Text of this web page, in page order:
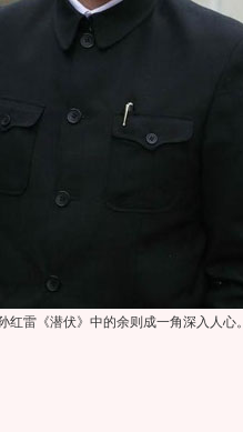
红雷《潜伏》中的余则成一角深入人心。